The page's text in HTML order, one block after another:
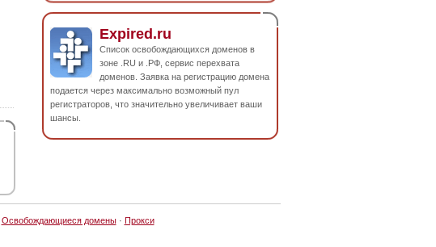
Expired.ru
Список освобождающихся доменов в
зоне .RU и .РФ, сервис перехвата
доменов. Заявка на регистрацию домена
подается через максимально возможный пул
регистраторов, что значительно увеличивает ваши
шансы.
Освобождающиеся домены· Прокси